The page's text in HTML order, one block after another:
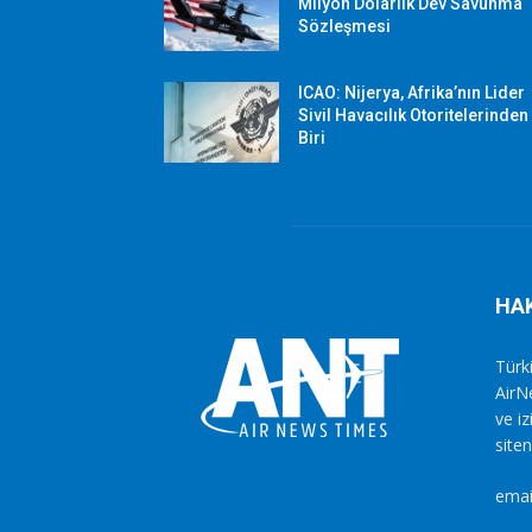
Milyon Dolarlık Dev Savunma
Sözleşmesi
ICAO: Nijerya, Afrika’nın Lider
Sivil Havacılık Otoritelerinden
Biri
ve